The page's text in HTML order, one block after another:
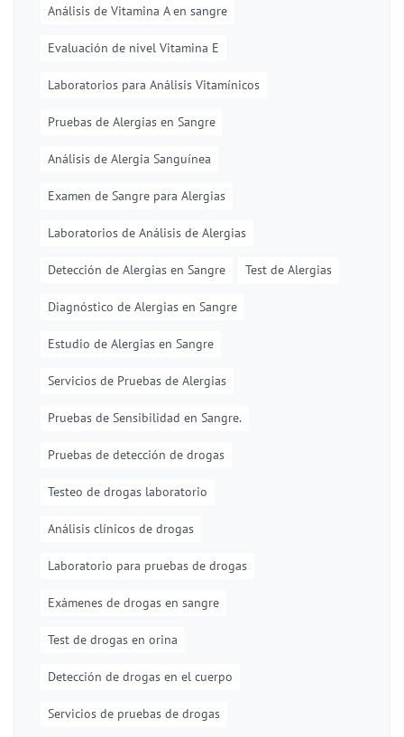
Análisis de Vitamina A en sangre
Evaluación de nivel Vitamina E
Laboratorios para Análisis Vitamínicos
Pruebas de Alergias en Sangre
Análisis de Alergia Sanguínea
Examen de Sangre para Alergias
Laboratorios de Análisis de Alergias
Detección de Alergias en Sangre Test de Alergias
Diagnóstico de Alergias en Sangre
Estudio de Alergias en Sangre
Servicios de Pruebas de Alergias
Pruebas de Sensibilidad en Sangre.
Pruebas de detección de drogas
Testeo de drogas laboratorio
Análisis clínicos de drogas
Laboratorio para pruebas de drogas
Exámenes de drogas en sangre
Test de drogas en orina
Detección de drogas en el cuerpo
Servicios de pruebas de drogas